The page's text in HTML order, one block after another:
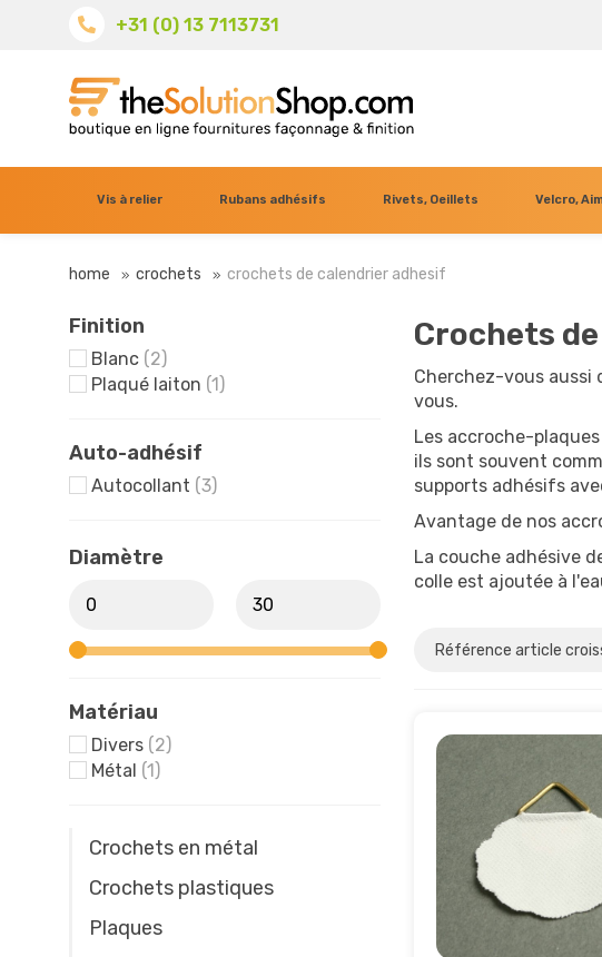
+31 (0) 13 7113731
Vis à relier Rubans adhésifs Rivets, Oeillets Velcro,
home crochets crochets de calendrier adhesif
Finition
Blanc (2)
Plaqué laiton (1)
Auto-adhésif
Autocollant (3)
Diamètre
Matériau
Divers (2)
Métal (1)
Crochets en métal
Crochets plastiques
Plaques
Crochets
Cherchez-vous aussi
vous.
Les accroche-
ils sont souvent
supports adhésifs
Avantage de nos
La couche adhésive
colle est ajoutée à